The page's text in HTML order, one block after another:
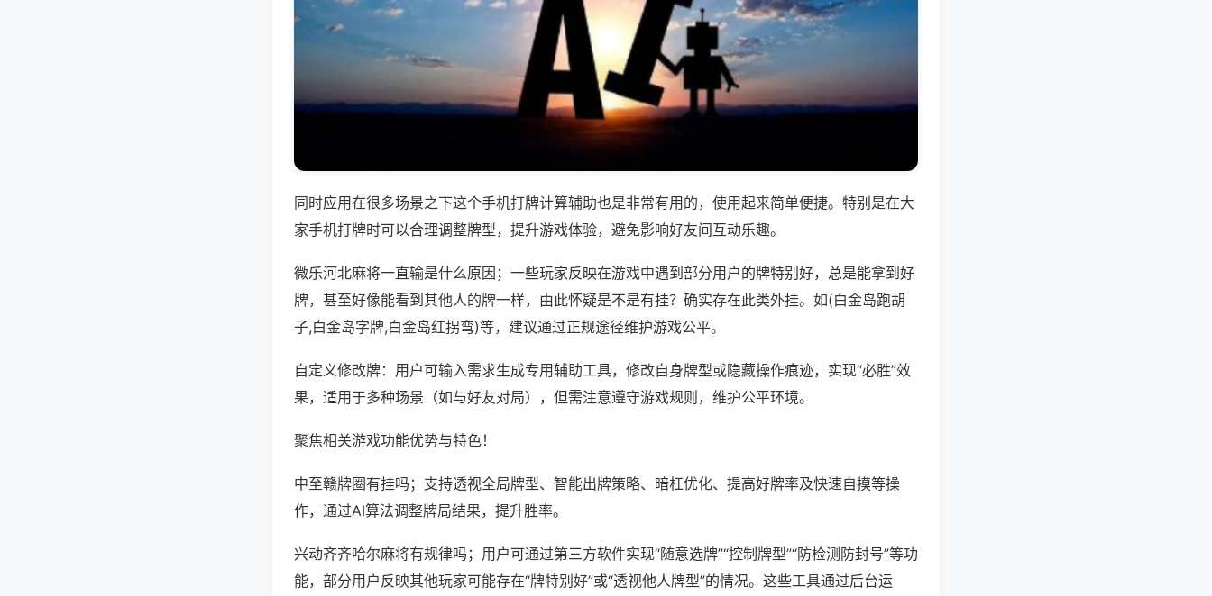
同时应用在很多场景之下这个手机打牌计算辅助也是非常有用的，使用起来简单便捷。特别是在大
家手机打牌时可以合理调整牌型，提升游戏体验，避免影响好友间互动乐趣。
微乐河北麻将一直输是什么原因；一些玩家反映在游戏中遇到部分用户的牌特别好，总是能拿到好
牌，甚至好像能看到其他人的牌一样，由此怀疑是不是有挂？确实存在此类外挂。如(白金岛跑胡
子,白金岛字牌,白金岛红拐弯)等，建议通过正规途径维护游戏公平。
自定义修改牌：用户可输入需求生成专用辅助工具，修改自身牌型或隐藏操作痕迹，实现“必胜”效
果，适用于多种场景（如与好友对局），但需注意遵守游戏规则，维护公平环境。
聚焦相关游戏功能优势与特色！
中至赣牌圈有挂吗；支持透视全局牌型、智能出牌策略、暗杠优化、提高好牌率及快速自摸等操
作，通过AI算法调整牌局结果，提升胜率。
兴动齐齐哈尔麻将有规律吗；用户可通过第三方软件实现“随意选牌”“控制牌型”“防检测防封号”等功
能，部分用户反映其他玩家可能存在“牌特别好”或“透视他人牌型”的情况。这些工具通过后台运